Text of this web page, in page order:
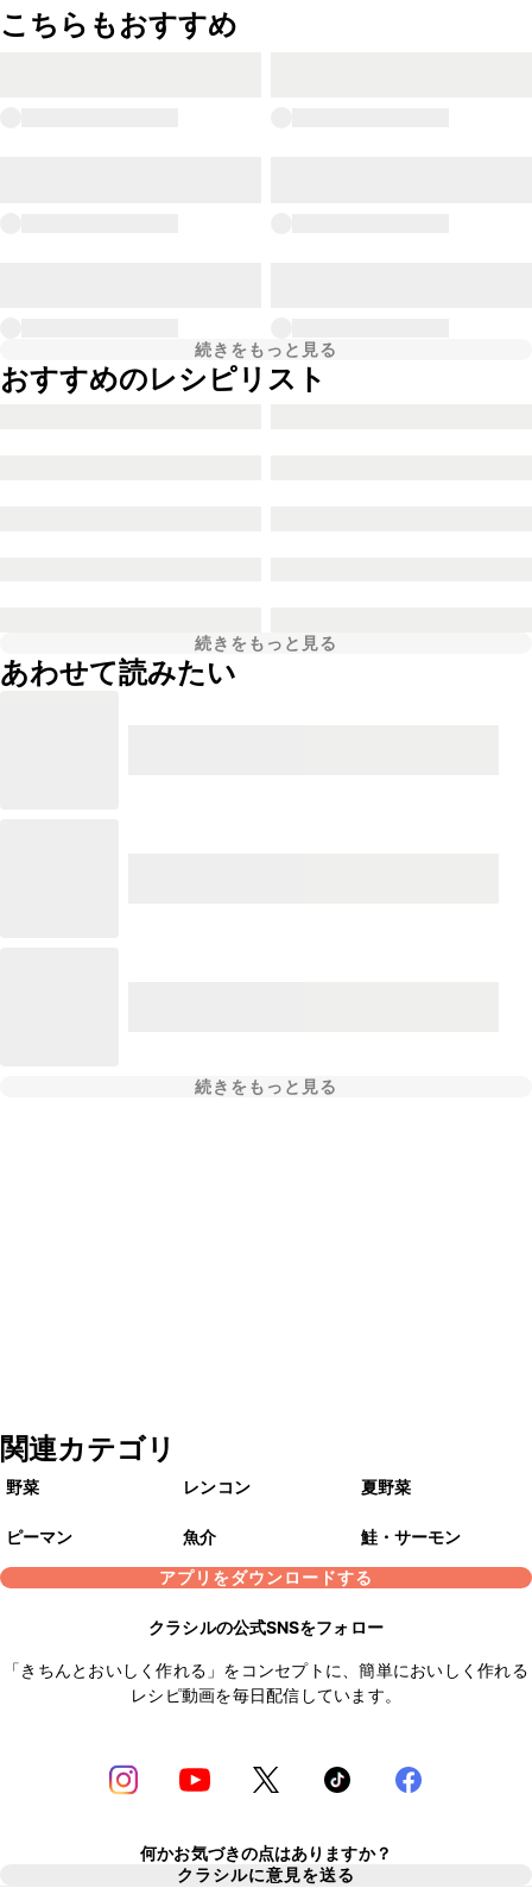
こちらもおすすめ
続きをもっと見る
おすすめのレシピリスト
続きをもっと見る
あわせて読みたい
続きをもっと見る
関連カテゴリ
野菜 レンコン 夏野菜
ピーマン 魚介
鮭・サーモン
アプリをダウンロードする
クラシルの公式SNSをフォロー
「きちんとおいしく作れる」をコンセプトに、簡単においしく作れる
レシピ動画を毎日配信しています。
何かお気づきの点はありますか？
クラシルに意見を送る